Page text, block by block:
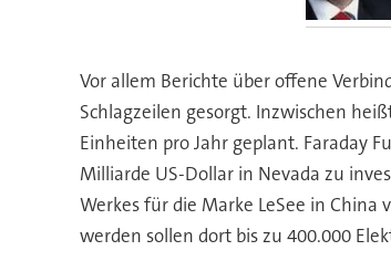
Vor allem Berichte über offene
Schlagzeilen gesorgt. Inzwischen
Einheiten pro Jahr geplant. Faraday
Milliarde US-Dollar in Nevada zu
Werkes für die Marke LeSee in
werden sollen dort bis zu 400.000